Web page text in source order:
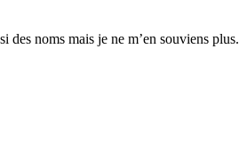
des noms mais je ne m’en souviens plus.